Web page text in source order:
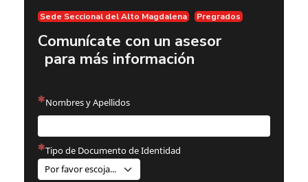
Sede Seccional del Alto Magdalena Pregrados
Comunícate con un asesor
para más información